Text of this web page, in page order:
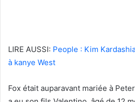
LIRE AUSSI: People : Kim
à kanye West
Fox était auparavant mariée à